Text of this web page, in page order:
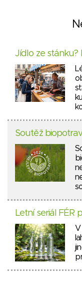
Jídlo ze stánku?
Soutěž
Letní seriál FÉR
V